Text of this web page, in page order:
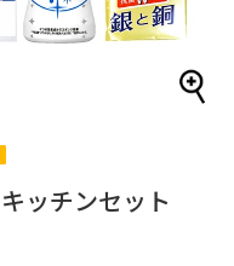
キッチンセット